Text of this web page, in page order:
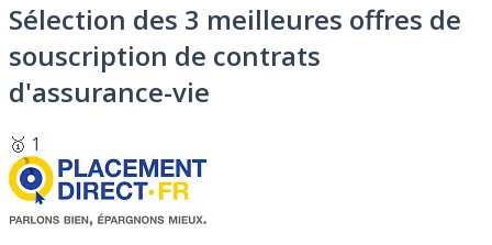
Sélection des 3 meilleures offres de
souscription de contrats
d'assurance-vie
🥇 1